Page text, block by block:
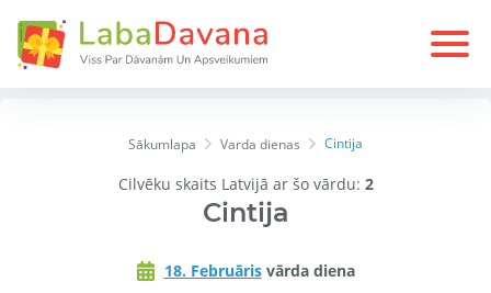
Sākumlapa Varda dienas Cintija
Cilvēku skaits Latvijā ar šo vārdu: 2
Cintija
18. Februārisvārda diena